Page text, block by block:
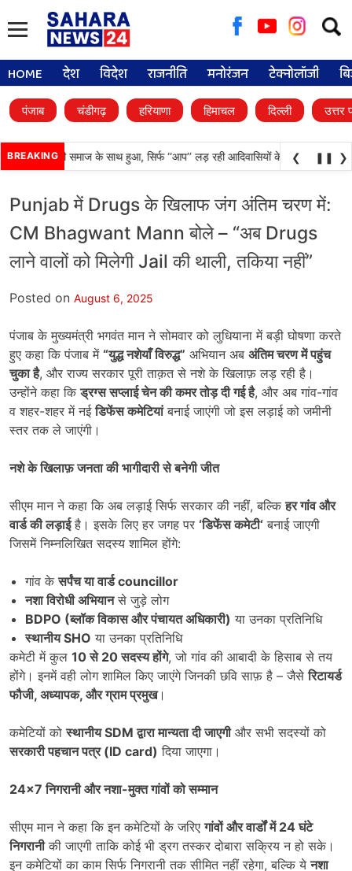
for:
HOME देश विदेश राजनीति मनोरंजन टेक्नोलॉजी
पंजाब चंडीगढ़ हरियाणा हिमाचल दिल्ली उत्तर
BREAKING
आदिवासी समाज के साथ हुआ, सिर्फ ‘‘आप’’ लड़ रही आदिवासियों के अधिकारों की
❮ ❚❚ ❯
Punjab में Drugs के खिलाफ जंग अंतिम चरण में:
CM Bhagwant Mann बोले – “अब Drugs
लाने वालों को मिलेगी Jail की थाली, तकिया नहीं”
Posted on August 6, 2025
पंजाब के मुख्यमंत्री भगवंत मान ने सोमवार को लुधियाना में बड़ी घोषणा करते
हुए कहा कि पंजाब में “युद्ध नशेयाँ विरुद्ध” अभियान अब अंतिम चरण में पहुंच
चुका है, और राज्य सरकार पूरी ताक़त से नशे के खिलाफ़ लड़ रही है।
उन्होंने कहा किड्रग्स सप्लाई चेन की कमर तोड़ दी गई है, और अब गांव-गांव
व शहर-शहर में नईडिफेंस कमेटियांबनाई जाएंगी जो इस लड़ाई को जमीनी
स्तर तक ले जाएंगी।
नशे के खिलाफ़ जनता की भागीदारी से बनेगी जीत
सीएम मान ने कहा कि अब लड़ाई सिर्फ सरकार की नहीं, बल्किहर गांव और
वार्ड की लड़ाईहै। इसके लिए हर जगह पर ‘डिफेंस कमेटी‘ बनाई जाएगी
जिसमें निम्नलिखित सदस्य शामिल होंगे:
गांव केसर्पंच या वार्डcouncillor
नशा विरोधी अभियानसे जुड़े लोग
BDPO (ब्लॉक विकास और पंचायत अधिकारी) या उनका प्रतिनिधि
स्थानीयSHO या उनका प्रतिनिधि
कमेटी में कुल 10से 20सदस्य होंगे, जो गांव की आबादी के हिसाब से तय
होंगे। इनमें वही लोग शामिल किए जाएंगे जिनकी छवि साफ़ है – जैसेरिटायर्ड
फौजी, अध्यापक, और ग्राम प्रमुख।
कमेटियों कोस्थानीयSDMद्वारा मान्यता दी जाएगीऔर सभी सदस्यों को
सरकारी पहचान पत्र (ID card) दिया जाएगा।
24×7निगरानी और नशा-मुक्त गांवों को सम्मान
सीएम मान ने कहा कि इन कमेटियों के जरिएगांवों और वार्डों में 24घंटे
निगरानीकी जाएगी ताकि कोई भी ड्रग तस्कर दोबारा सक्रिय न हो सके।
इन कमेटियों का काम सिर्फ निगरानी तक सीमित नहीं रहेगा, बल्कि येनशा